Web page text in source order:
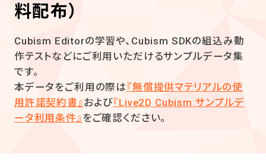
料配布）
Cubism Editorの学習や、Cubism SDKの組込み動
作テストなどにご利用いただけるサンプルデータ集
です。
本データをご利用の際は『無償提供マテリアルの使
用許諾契約書』 および『Live2D Cubism サンプルデ
ータ利用条件』 をご確認ください。